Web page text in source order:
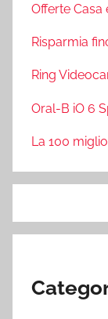
Offerte Casa
Risparmia
Ring
Oral-B iO 6
La 100